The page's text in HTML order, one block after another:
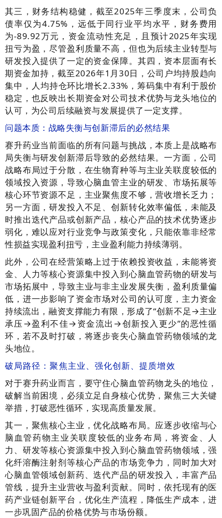
其三，财务结构稳健，截至2025年三季度末，公司负
债率仅为4.75%，远低于同行业平均水平，财务费用
为-89.92万元，资金流动性充足，且预计2025年实现
扭亏为盈，尽管盈利质量不高，但也为后续主业转型与
研发投入提供了一定的资金保障。其四，资本层面有长
期资金加持，截至2026年1月30日，公司户均持股趋向
集中，人均持仓环比增长2.33%，筹码集中有利于股价
稳定，也反映出长期资金对公司技术优势与龙头地位的
认可，为公司后续融资与发展提供了一定支撑。
问题本质：战略失衡与创新滞后的必然结果
赛升药业当前面临的所有问题与挑战，本质上是战略布
局失衡与研发创新滞后导致的必然结果。一方面，公司
战略布局过于分散，在生物育种等与主业关联度较低的
领域投入资源，导致心脑血管主业的研发、市场拓展等
核心环节资源不足，主业聚焦度不够，营收增长乏力；
另一方面，研发投入不足、创新转化效率偏低，未能及
时推出迭代产品或创新产品，核心产品的技术优势逐步
弱化，难以应对行业竞争与政策变化，只能依靠非经常
性损益实现盈利扭亏，主业盈利能力持续薄弱。
此外，公司在经营策略上过于依赖投资收益，未能将资
金、人力等核心资源集中投入到心脑血管药物的研发与
市场拓展中，导致主业与非主业发展失衡，盈利质量偏
低，进一步影响了资金市场对公司的认可度，主力资金
持续流出，融资支撑能力有限，形成了“创新不足→主业
承压→盈利不佳→资金流出→创新投入更少”的恶性循
环，若不及时打破，将逐步丧失心脑血管药物领域的龙
头地位。
破局路径：聚焦主业、强化创新、提质增效
对于赛升药业而言，要守住心脑血管药物龙头的地位，
破解当前困境，必须立足自身核心优势，聚焦三大关键
举措，打破恶性循环，实现高质量发展。
其一，聚焦核心主业，优化战略布局。应逐步收缩与心
脑血管药物主业关联度较低的业务布局，将资金、人
力、研发等核心资源集中投入到心脑血管药物领域，强
化纤溶酶注射剂等核心产品的市场竞争力，同时加大对
心脑血管领域创新药、迭代产品的研发投入，丰富产品
管线，提升主业营收与盈利贡献。同时，依托现有的医
药产业链创新平台，优化生产流程，降低生产成本，进
一步巩固产品的价格优势与市场份额。